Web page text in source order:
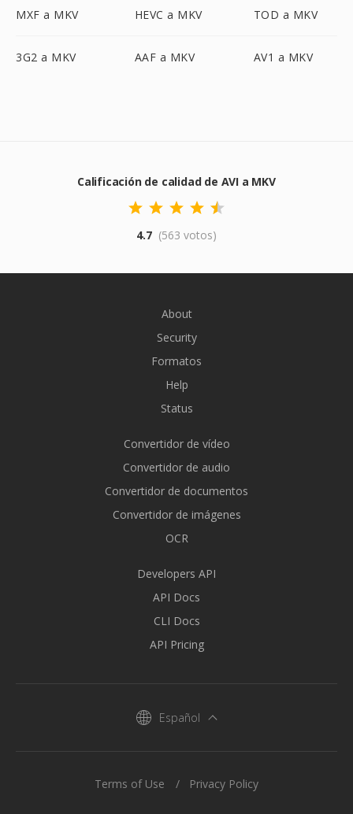
MXF a MKV HEVC a MKV TOD a MKV
3G2 a MKV AAF a MKV AV1 a MKV
Calificación de calidad de AVI a MKV
4.7 (563 votos)
About
Security
Formatos
Help
Status
Convertidor de vídeo
Convertidor de audio
Convertidor de documentos
Convertidor de imágenes
OCR
Developers API
API Docs
CLI Docs
API Pricing
Español
Terms of Use Privacy Policy